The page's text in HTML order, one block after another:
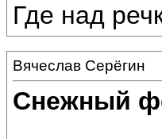
Где над
Вячеслав Серёгин
Снежный